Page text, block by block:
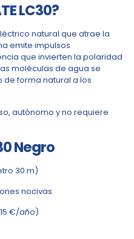
LC30?
natural que atrae la
emite impulsos
que invierten la polaridad
moléculas de agua se
forma natural a los
autónomo y no requiere
Negro
30 m)
nocivas
€/año)